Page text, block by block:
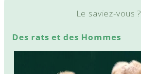
Le saviez-vous ?
Des rats et des Hommes